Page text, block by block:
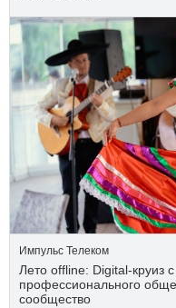
Импульс Телеком
Лето offline: Digital-круиз
профессионального
сообщество